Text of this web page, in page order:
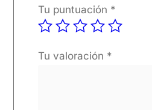
Tu puntuación *
Tu valoración *